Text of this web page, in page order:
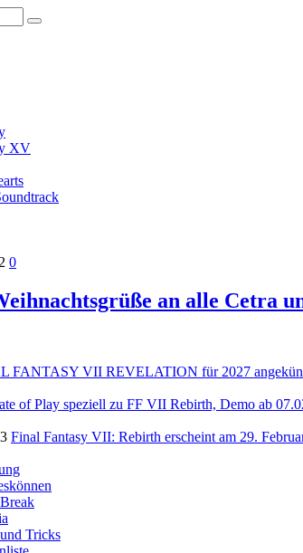
XV
0
an alle Cetra
FANTASY VII REVELATION für 2027
of Play speziell zu FF VII Rebirth, Demo ab
Final Fantasy VII: Rebirth erscheint am 29.
Tricks